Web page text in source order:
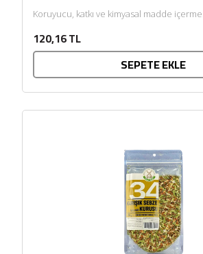
120,16 TL
SEPETE EKLE